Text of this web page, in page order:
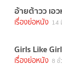
อ้ายต้าวว เอ
เรื่องย่อหนัง 14
Girls Like
เรื่องย่อหนัง 8 ชั่